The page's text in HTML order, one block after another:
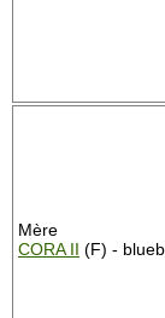
Mère
CORA II (F) -